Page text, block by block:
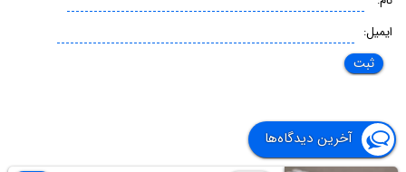
ایمیل:
آخرین دیدگاه‌ها